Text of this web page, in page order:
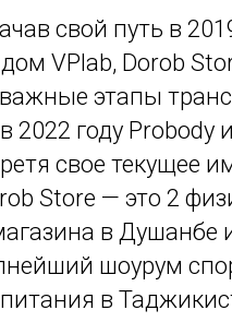
свой путь в
VPlab, Dorob
важные этапы
2022 году Probody
свое текущее
Store — это 2
в Душанбе
шоурум
питания в